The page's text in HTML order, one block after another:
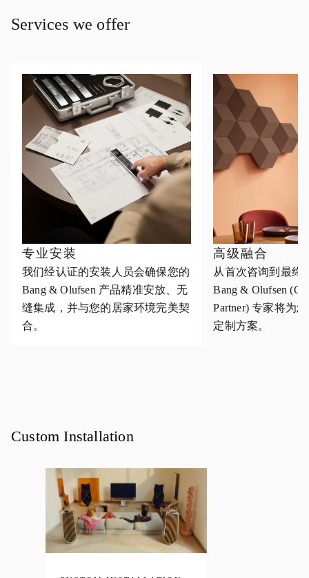
Services we offer
专业安装
我们经认证的安装人员会确保您的
Bang & Olufsen 产品精准安放、无
缝集成，并与您的居家环境完美契
合。
高级融合
从首次咨询到最终
Bang & Olufsen
Partner) 专家将为
定制方案。
Custom Installation